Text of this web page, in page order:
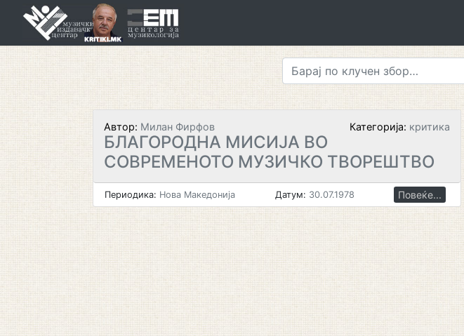
Автор: Милан Фирфов Категорија: критика
БЛАГОРОДНА МИСИЈА ВО
СОВРЕМЕНОТО МУЗИЧКО ТВОРЕШТВО
Периодика: Нова Македонија Датум: 30.07.1978 Повеќе...